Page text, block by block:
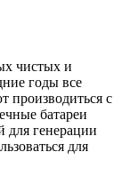
чистых и
годы все
производиться с
батареи
для генерации
для